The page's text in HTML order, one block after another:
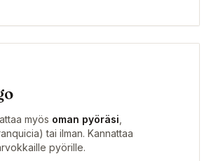
myös oman pyöräsi
tai ilman. Kannattaa
pyörille.